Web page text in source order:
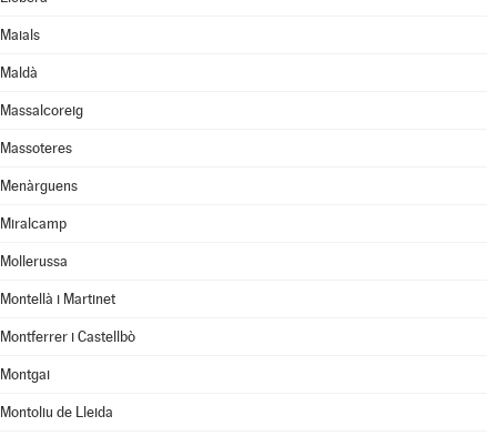
Maials
Maldà
Massalcoreig
Massoteres
Menàrguens
Miralcamp
Mollerussa
Montellà i Martinet
Montferrer i Castellbò
Montgai
Montoliu de Lleida